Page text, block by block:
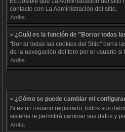
contacto con La Administración del sitio.
Arriba
» ¿Cuál es la función de "Borrar todas
"Borrar todas las cookies del Sitio" borra
de la navegación del foro por el usuario
Arriba
» ¿Cómo se puede cambiar mi
Si es un usuario registrado, todos sus
sistema le permitirá cambiar sus datos y
Arriba